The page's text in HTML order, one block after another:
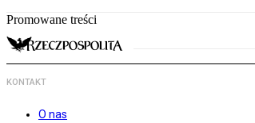
Promowane treści
KONTAKT
O nas